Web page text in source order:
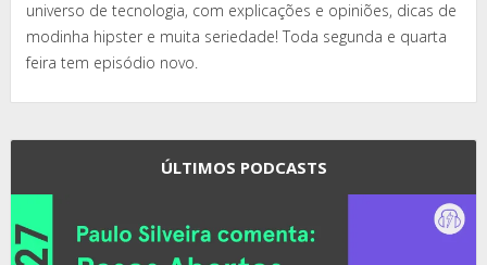
universo de tecnologia, com explicações e opiniões, dicas de
modinha hipster e muita seriedade! Toda segunda e quarta
feira tem episódio novo.
ÚLTIMOS PODCASTS